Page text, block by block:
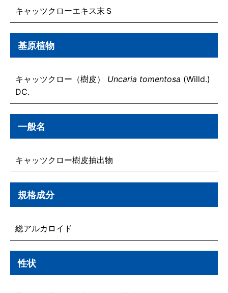
キャッツクローエキス末Ｓ
基原植物
キャッツクロー（樹皮） Uncaria tomentosa (Willd.)
DC.
一般名
キャッツクロー樹皮抽出物
規格成分
総アルカロイド
性状